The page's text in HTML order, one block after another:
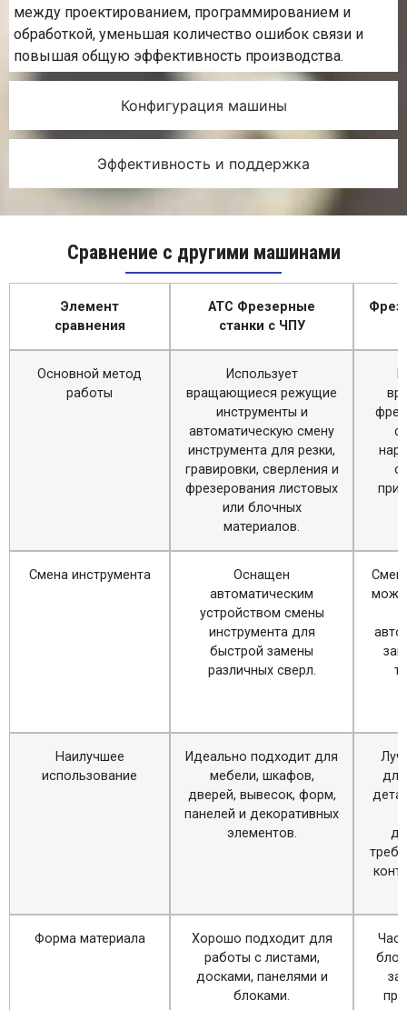
Конфигурация машины
Эффективность и поддержка
между проектированием, программированием и
обработкой, уменьшая количество ошибок связи и
повышая общую эффективность производства.
Сравнение с другими машинами
Элемент
сравнения
ATC Фрезерные
станки с ЧПУ
Основной метод
работы
Использует
вращающиеся режущие
инструменты и
автоматическую смену
инструмента для резки,
гравировки, сверления и
фрезерования листовых
или блочных
материалов.
Смена инструмента
Оснащен
автоматическим
устройством смены
инструмента для
быстрой замены
различных сверл.
Наилучшее
использование
Идеально подходит для
мебели, шкафов,
дверей, вывесок, форм,
панелей и декоративных
элементов.
Форма материала
Хорошо подходит для
работы с листами,
досками, панелями и
блоками.